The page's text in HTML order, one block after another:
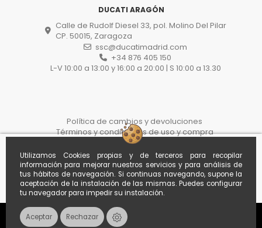
Utilizamos Cookies propias y de terceros para recopilar
información para mejorar nuestros servicios y para análisis de
tus hábitos de navegación. Si continuas navegando, supone la
aceptación de la instalación de las mismas. Puedes configurar
tu navegador para impedir su instalación.
Aceptar Rechazar
DUCATI ARAGÓN
Calle de Rudolf Diesel 33, pol. Molino Del Pilar
CP. 50015, Zaragoza
ssc@ducatimadrid.com
+34 876 405 150
L-V 10:00 a 13:00 y 16:00 a 20:00 | S 10:00 a 13.30
Política de cambios y devoluciones
Términos y condiciones de uso y compra
Política de privacidad y protección de datos
Proceso de compra
Politica de cookies
Desistir del contrato aquí